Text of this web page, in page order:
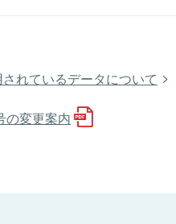
れているデータについて
の変更案内